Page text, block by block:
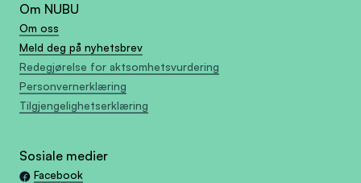
Om NUBU
Om oss
Meld deg på nyhetsbrev
Redegjørelse for aktsomhetsvurdering
Personvernerklæring
Tilgjengelighetserklæring
Sosiale medier
Facebook